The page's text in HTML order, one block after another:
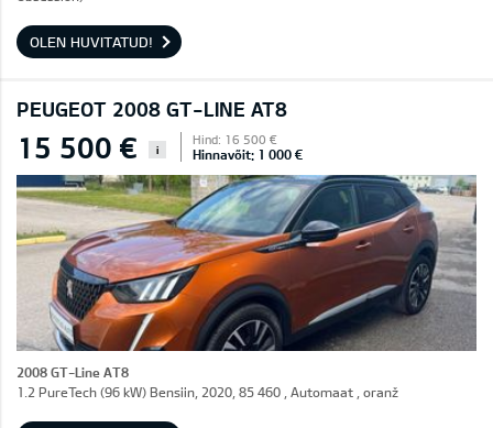
OLEN HUVITATUD!
PEUGEOT 2008 GT-LINE AT8
15 500 € i
Hind: 16 500 €
Hinnavõit: 1 000 €
2008 GT-Line AT8
1.2 PureTech (96 kW) Bensiin, 2020, 85 460 , Automaat , oranž